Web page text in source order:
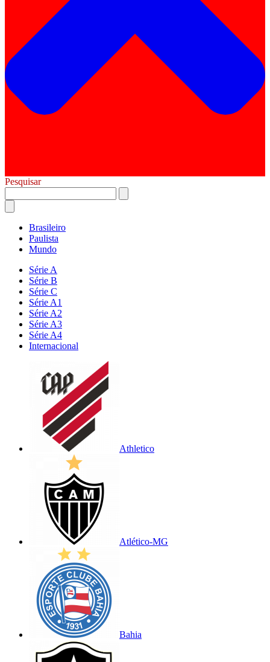
Pesquisar
Brasileiro
Paulista
Mundo
Série A
Série B
Série C
Série A1
Série A2
Série A3
Série A4
Internacional
Athletico
Atlético-MG
Bahia